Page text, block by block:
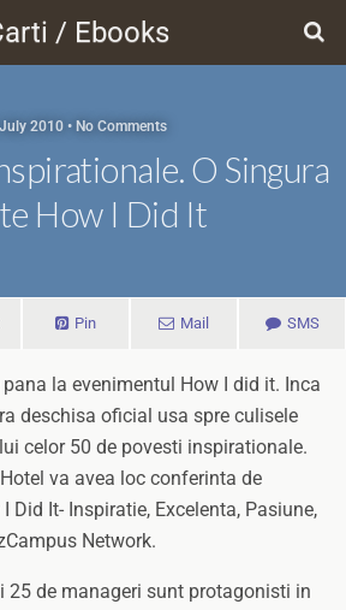
/ Ebooks
2010 • No Comments
O Singura
How I Did It
Pin Mail SMS
la evenimentul How I did it. Inca
deschisa oficial usa spre culisele
celor 50 de povesti inspirationale.
va avea loc conferinta de
Did It- Inspiratie, Excelenta, Pasiune,
Network.
25 de manageri sunt protagonisti in